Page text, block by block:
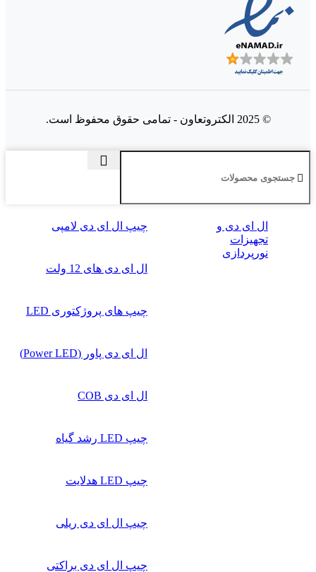
© 2025 الکتروتعاون - تمامی حقوق محفوظ است.
ال‌ ای‌ دی و
تجهیزات
نورپردازی
چیپ ال ای دی لامپی
ال ای دی‌ های 12 ولت
چیپ‌ های پروژکتوری LED
ال ای دی پاور (Power LED)
ال ای دی COB
چیپ‌ LED رشد گیاه
چیپ‌ LED هدلایت
چیپ ال ای دی ریلی
چیپ ال ای دی براکتی